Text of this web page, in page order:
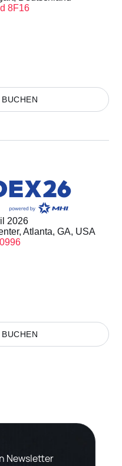
8F16
2026
Atlanta, GA, USA
Newsletter